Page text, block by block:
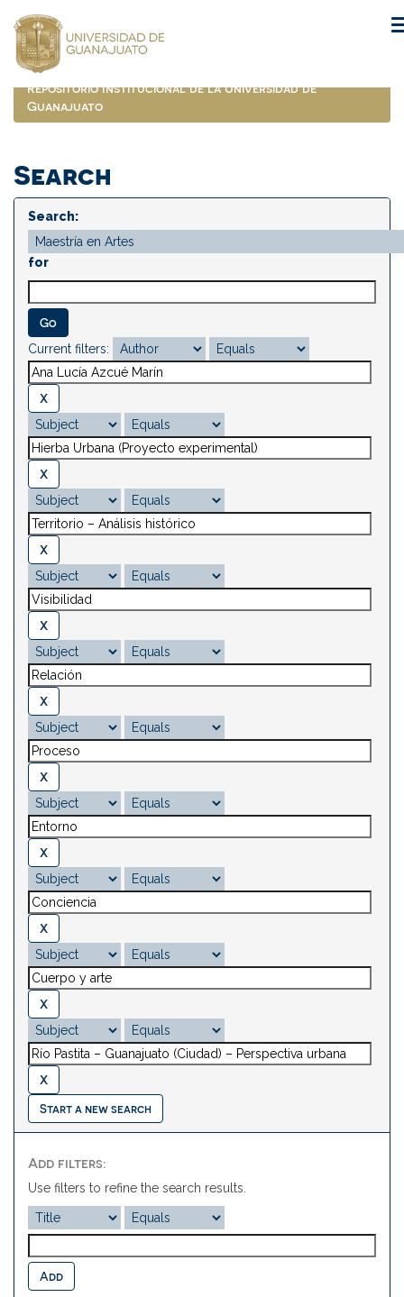
navigation
Repositorio Institucional de la Universidad de
Guanajuato
Search
Search:
for
Current filters:
Start a new search
Add filters:
Use filters to refine the search results.